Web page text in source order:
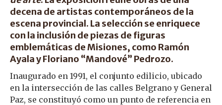
decena de artistas contemporáneos de la
escena provincial. La selección se enriquece
con la inclusión de piezas de figuras
emblemáticas de Misiones, como Ramón
Ayala y Floriano “Mandové” Pedrozo.
Inaugurado en 1991, el conjunto edilicio, ubicado
en la intersección de las calles Belgrano y General
Paz, se constituyó como un punto de referencia en